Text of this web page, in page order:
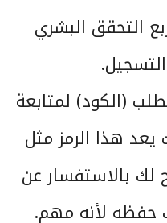
التحقق البشري
(الكود) لمتابعة
هذا الرمز مثل
بالاستفسار عن
حفظه لأنه مهم.